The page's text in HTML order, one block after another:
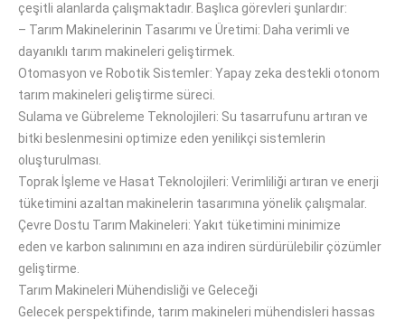
çeşitli alanlarda çalışmaktadır. Başlıca görevleri şunlardır:
– Tarım Makinelerinin Tasarımı ve Üretimi: Daha verimli ve
dayanıklı tarım makineleri geliştirmek
Otomasyon ve Robotik Sistemler: Yapay zeka destekli otonom
tarım makineleri geliştirme süreci
Sulama ve Gübreleme Teknolojileri: Su tasarrufunu artıran ve
bitki beslenmesini optimize eden yenilikçi sistemlerin
oluşturulması
Toprak İşleme ve Hasat Teknolojileri: Verimliliği artıran ve enerji
tüketimini azaltan makinelerin tasarımına yönelik çalışmalar.
Çevre Dostu Tarım Makineleri: Yakıt tüketimini minimize
eden ve karbon salınımını en aza indiren sürdürülebilir çözümler
geliştirme.
Tarım Makineleri Mühendisliği ve Geleceği
Gelecek perspektifinde, tarım makineleri mühendisleri hassas